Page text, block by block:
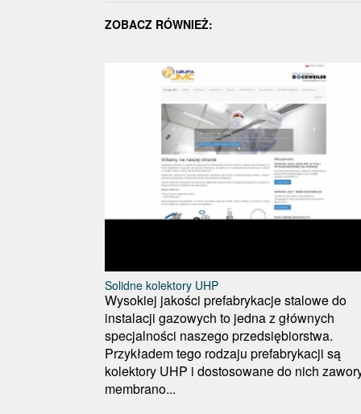
ZOBACZ RÓWNIEŻ:
Solidne kolektory UHP
Wysokiej jakości prefabrykacje stalowe do
instalacji gazowych to jedna z głównych
specjalności naszego przedsiębiorstwa.
Przykładem tego rodzaju prefabrykacji są
kolektory UHP i dostosowane do nich
membrano...